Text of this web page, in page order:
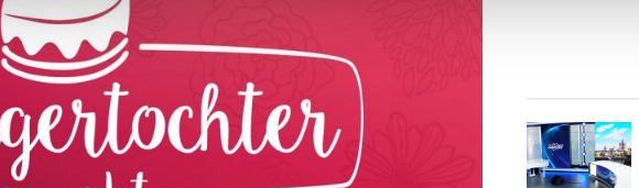
haben oder die sie im Rahmen Ihrer Nutzung der Dienste